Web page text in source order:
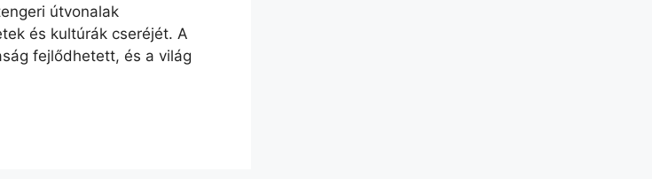
útvonalak
és kultúrák cseréjét. A
fejlődhetett, és a világ